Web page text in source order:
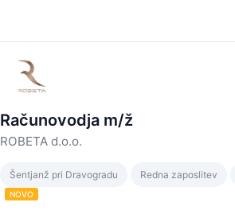
Računovodja m/ž
ROBETA d.o.o.
Šentjanž pri Dravogradu Redna zaposlitev
NOVO